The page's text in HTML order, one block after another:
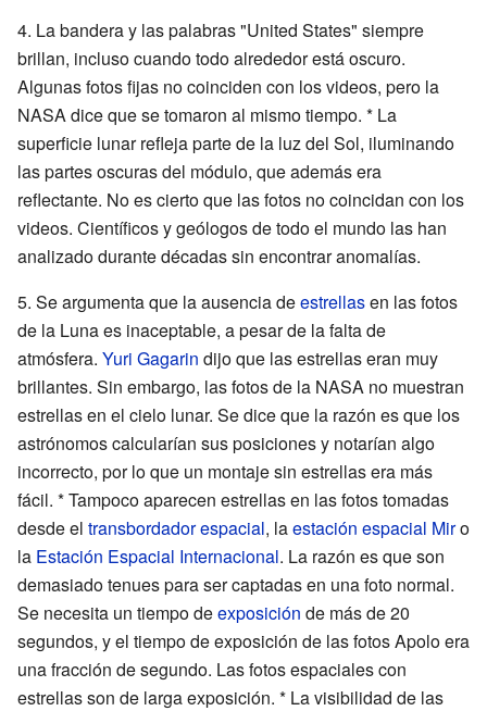
4. La bandera y las palabras "United States" siempre
brillan, incluso cuando todo alrededor está oscuro.
Algunas fotos fijas no coinciden con los videos, pero la
NASA dice que se tomaron al mismo tiempo. * La
superficie lunar refleja parte de la luz del Sol, iluminando
las partes oscuras del módulo, que además era
reflectante. No es cierto que las fotos no coincidan con los
videos. Científicos y geólogos de todo el mundo las han
analizado durante décadas sin encontrar anomalías.
5. Se argumenta que la ausencia deestrellasen las fotos
de la Luna es inaceptable, a pesar de la falta de
atmósfera. Yuri Gagarin dijo que las estrellas eran muy
brillantes. Sin embargo, las fotos de la NASA no muestran
estrellas en el cielo lunar. Se dice que la razón es que los
astrónomos calcularían sus posiciones y notarían algo
incorrecto, por lo que un montaje sin estrellas era más
fácil. * Tampoco aparecen estrellas en las fotos tomadas
desde el transbordador espacial, laestación espacial Miro
la Estación Espacial Internacional. La razón es que son
demasiado tenues para ser captadas en una foto normal.
Se necesita un tiempo deexposición de más de 20
segundos, y el tiempo de exposición de las fotos Apolo era
una fracción de segundo. Las fotos espaciales con
estrellas son de larga exposición. * La visibilidad de las